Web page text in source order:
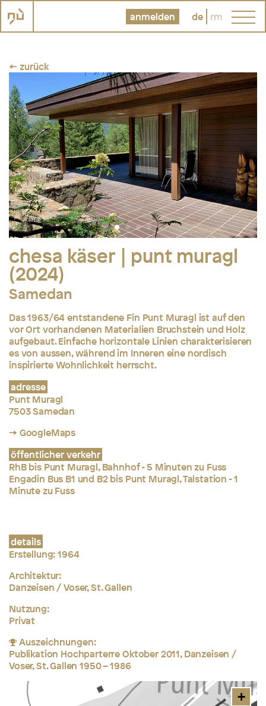
anmelden de rm
← zurück
chesa käser | punt muragl
(2024)
Samedan
Das 1963/64 entstandene Fin Punt Muragl ist auf den
vor Ort vorhandenen Materialien Bruchstein und Holz
aufgebaut. Einfache horizontale Linien charakterisieren
es von aussen, während im Inneren eine nordisch
inspirierte Wohnlichkeit herrscht.
adresse
Punt Muragl
7503 Samedan
→ GoogleMaps
öffentlicher verkehr
RhB bis Punt Muragl, Bahnhof - 5 Minuten zu Fuss
Engadin Bus B1 und B2 bis Punt Muragl, Talstation - 1
Minute zu Fuss
details
Erstellung: 1964
Architektur:
Danzeisen / Voser, St. Gallen
Nutzung:
Privat
Auszeichnungen:
Publikation Hochparterre Oktober 2011, Danzeisen /
Voser, St. Gallen 1950 – 1986
+